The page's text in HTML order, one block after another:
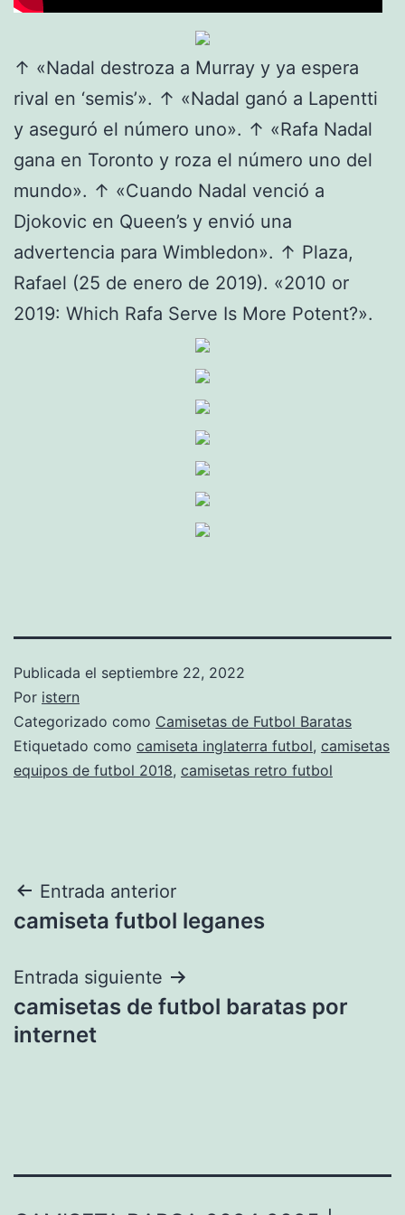
↑ «Nadal destroza a Murray y ya espera
rival en ‘semis’». ↑ «Nadal ganó a Lapentti
y aseguró el número uno». ↑ «Rafa Nadal
gana en Toronto y roza el número uno del
mundo». ↑ «Cuando Nadal venció a
Djokovic en Queen’s y envió una
advertencia para Wimbledon». ↑ Plaza,
Rafael (25 de enero de 2019). «2010 or
2019: Which Rafa Serve Is More Potent?».
Publicada el septiembre 22, 2022
Por istern
Categorizado como Camisetas de Futbol Baratas
Etiquetado como camiseta inglaterra futbol, camisetas
equipos de futbol 2018, camisetas retro futbol
Navegación
de
entradas
Entrada anterior
camiseta futbol leganes
Entrada siguiente
camisetas de futbol baratas por
internet